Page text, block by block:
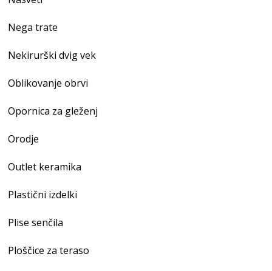
Nega trate
Nekirurški dvig vek
Oblikovanje obrvi
Opornica za gleženj
Orodje
Outlet keramika
Plastični izdelki
Plise senčila
Ploščice za teraso